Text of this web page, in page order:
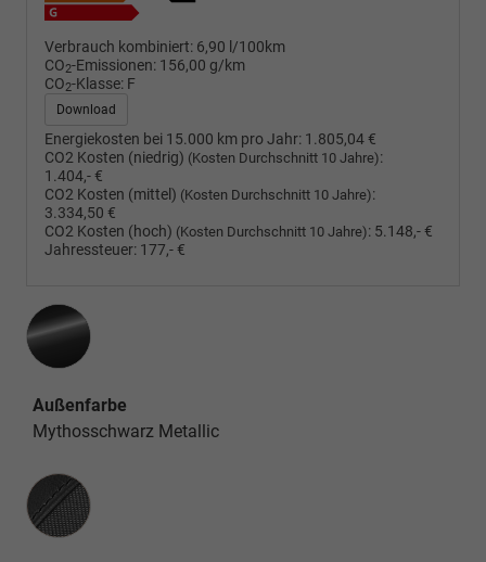
Verbrauch kombiniert: 6,90 l/100km
CO2-Emissionen: 156,00 g/km
CO2-Klasse: F
Download
Energiekosten bei 15.000 km pro Jahr: 1.805,04 €
CO2 Kosten (niedrig) (Kosten Durchschnitt 10 Jahre):
1.404,- €
CO2 Kosten (mittel) (Kosten Durchschnitt 10 Jahre):
3.334,50 €
CO2 Kosten (hoch) (Kosten Durchschnitt 10 Jahre): 5.148,- €
Jahressteuer: 177,- €
Außenfarbe
Mythosschwarz Metallic
Innenausstattung